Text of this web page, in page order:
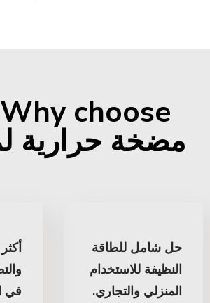
مضخة حرارية
حل شامل للطاقة
النظيفة للاستخدام
المنزلي والتجاري.
في